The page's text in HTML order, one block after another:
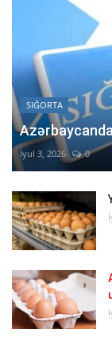
SIĞORTA
İyul 3, 2026 0